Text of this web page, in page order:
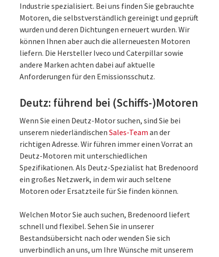
Industrie spezialisiert. Bei uns finden Sie gebrauchte
Motoren, die selbstverständlich gereinigt und geprüft
wurden und deren Dichtungen erneuert wurden. Wir
können Ihnen aber auch die allerneuesten Motoren
liefern. Die Hersteller Iveco und Caterpillar sowie
andere Marken achten dabei auf aktuelle
Anforderungen für den Emissionsschutz.
Deutz: führend bei (Schiffs-)Motoren
Wenn Sie einen Deutz-Motor suchen, sind Sie bei
unserem niederländischen Sales-Team an der
richtigen Adresse. Wir führen immer einen Vorrat an
Deutz-Motoren mit unterschiedlichen
Spezifikationen. Als Deutz-Spezialist hat Bredenoord
ein großes Netzwerk, in dem wir auch seltene
Motoren oder Ersatzteile für Sie finden können.
Welchen Motor Sie auch suchen, Bredenoord liefert
schnell und flexibel. Sehen Sie in unserer
Bestandsübersicht nach oder wenden Sie sich
unverbindlich an uns, um Ihre Wünsche mit unserem